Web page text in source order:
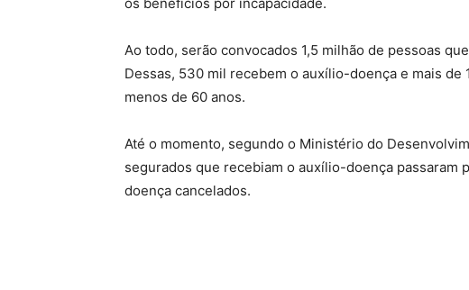
Ao todo, serão convocados 1,5 milhão de pessoas
Dessas, 530 mil recebem o auxílio-doença e mais
menos de 60 anos.
Até o momento, segundo o Ministério do
segurados que recebiam o auxílio-doença passaram
doença cancelados.